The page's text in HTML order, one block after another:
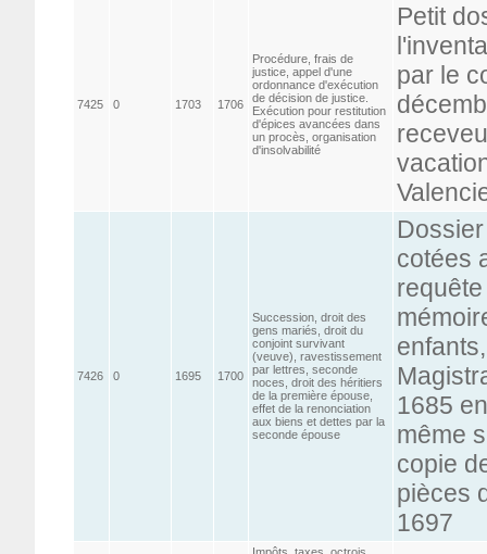
7425 0 1703 1706
Procédure, frais de
justice, appel d'une
ordonnance d'exécution
de décision de justice.
Exécution pour restitution
d'épices avancées dans
un procès, organisation
d'insolvabilité
Petit
par le
7426 0 1695 1700
Succession, droit des
gens mariés, droit du
conjoint survivant
(veuve), ravestissement
par lettres, seconde
noces, droit des héritiers
de la première épouse,
effet de la renonciation
aux biens et dettes par la
seconde épouse
cotées
1685
même
copie
pièces
1697